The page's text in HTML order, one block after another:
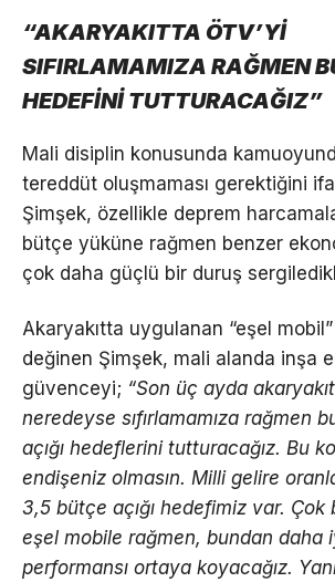
“AKARYAKITTA ÖTV’Yİ
SIFIRLAMAMIZA RAĞMEN
HEDEFİNİ TUTTURACAĞIZ”
Mali disiplin konusunda
tereddüt oluşmaması gerektiğini
Şimşek, özellikle deprem
bütçe yüküne rağmen benzer
çok daha güçlü bir duruş
Akaryakıtta uygulanan “eşel
değinen Şimşek, mali alanda inşa
güvenceyi; “Son üç ayda
neredeyse sıfırlamamıza rağmen
açığı hedeflerini tutturacağız. Bu
endişeniz olmasın. Milli gelire
3,5 bütçe açığı hedefimiz var. Çok
eşel mobile rağmen, bundan daha
performansı ortaya koyacağız.